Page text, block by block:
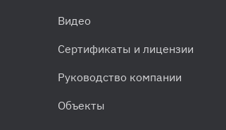
Видео
Сертификаты и лицензии
Руководство компании
Объекты